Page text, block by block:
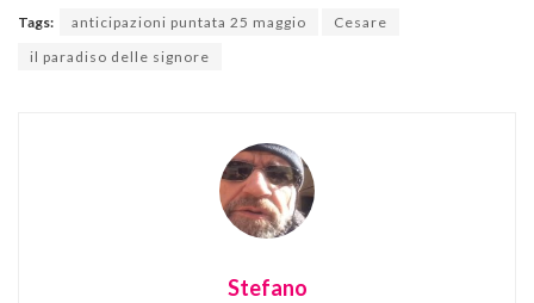
Tags: anticipazioni puntata 25 maggio
Cesare
il paradiso delle signore
Stefano